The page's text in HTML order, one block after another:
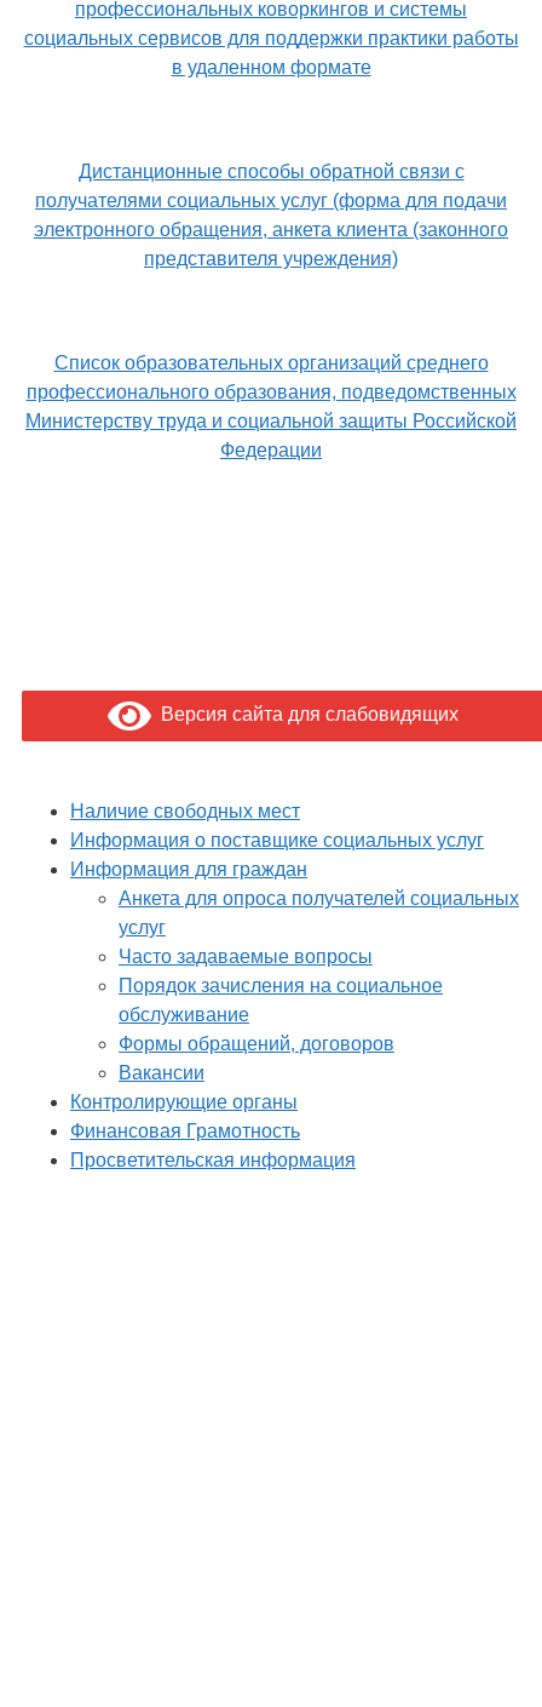
профессиональных коворкингов и системы
социальных сервисов для поддержки практики работы
в удаленном формате
Дистанционные способы обратной связи с
получателями социальных услуг (форма для подачи
электронного обращения, анкета клиента (законного
представителя учреждения)
Список образовательных организаций среднего
профессионального образования, подведомственных
Министерству труда и социальной защиты Российской
Федерации
Версия сайта для слабовидящих
Наличие свободных мест
Информация о поставщике социальных услуг
Информация для граждан
Анкета для опроса получателей социальных
услуг
Часто задаваемые вопросы
Порядок зачисления на социальное
обслуживание
Формы обращений, договоров
Вакансии
Контролирующие органы
Финансовая Грамотность
Просветительская информация